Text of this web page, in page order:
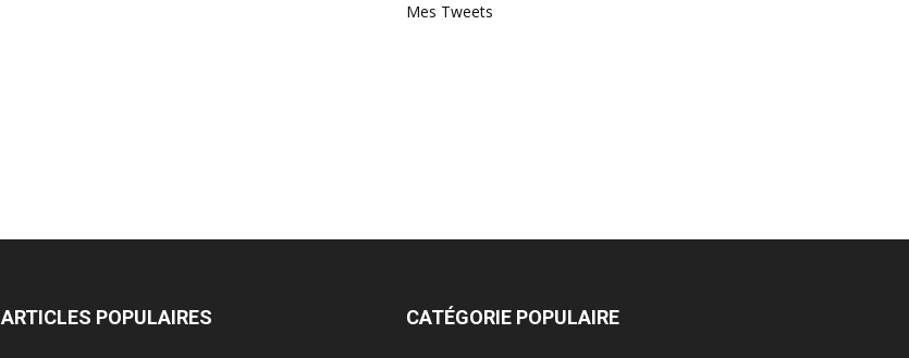
Mes Tweets
ARTICLES POPULAIRES CATÉGORIE POPULAIRE